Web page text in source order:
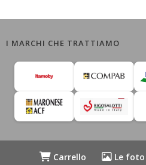
I MARCHI CHE TRATTIAMO
Carrello Le